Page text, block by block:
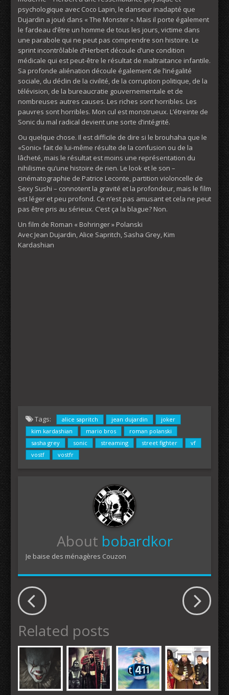
psychologique avec Coco Lapin, le danseur inadapté que
Dujardin a joué dans « The Monster ». Mais il porte également
le fardeau d’être un homme de tous les jours, victime dans
une parabole qui ne peut pas comprendre son histoire. Le
sprint incontrôlable d’Herbert découle d’une condition
médicale qui est peut-être le résultat de maltraitance infantile.
Sa profonde aliénation découle également de l’inégalité
sociale, du déclin de la civilité, de la corruption politique, de la
télévision, de la bureaucratie gouvernementale et de
nombreuses autres causes. Les riches sont horribles. Les
pauvres sont horribles. Mon cul est monstrueux. L’étreinte de
Sonic du mal radical devient une sorte d’intégrité.
Ou quelque chose. Il est difficile de dire si le brouhaha que le
«Sonic» fait de lui-même résulte de la confusion ou de la
lâcheté, mais le résultat est moins une représentation du
nihilisme qu’une histoire de rien. Le look et le son –
cinématographie de Patrice Leconte, partition violoncelle de
Sexy Sushi – connotent la gravité et la profondeur, mais le film
est léger et peu profond. Ce n’est pas amusant et cela ne peut
pas être pris au sérieux. C’est ça la blague? Non.
Un film de Roman « Bohringer » Polanski
Avec Jean Dujardin, Alice Sapritch, Sasha Grey, Kim
Kardashian
Tags: alice sapritch jean dujardin
joker
kim kardashian
mario bros
roman polanski
sasha grey
sonic streaming street fighter
vf
vostf
vostfr
About bobardkor
Je baise des ménagères Couzon
Related posts